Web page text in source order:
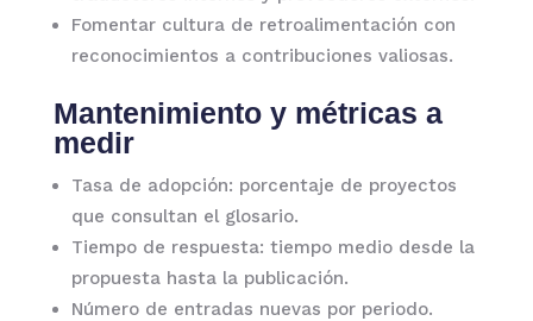
Fomentar cultura de retroalimentación con
reconocimientos a contribuciones valiosas.
Mantenimiento y métricas a
medir
Tasa de adopción: porcentaje de proyectos
que consultan el glosario.
Tiempo de respuesta: tiempo medio desde la
propuesta hasta la publicación.
Número de entradas nuevas por periodo.